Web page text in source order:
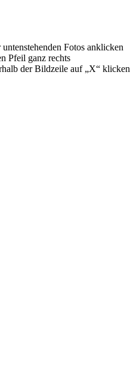
Fotos anklicken
Pfeil ganz rechts
der Bildzeile auf „X“ klicken